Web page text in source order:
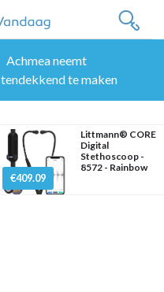
Achmea neemt
te maken
€409.09
Littmann® CORE
Digital
Stethoscoop -
8572 - Rainbow